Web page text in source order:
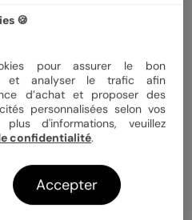
14x14 cm plié
Papier Satiné
🍪
pour assurer le bon
et analyser le trafic afin
d’achat et proposer des
personnalisées selon vos
d'informations, veuillez
confidentialité.
Accepter